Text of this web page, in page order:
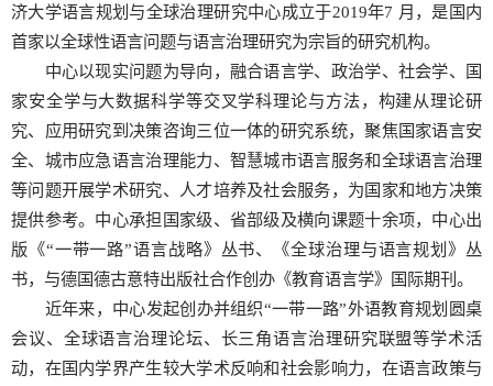
济大学语言规划与全球治理研究中心成立于2019年7 月，是国内
首家以全球性语言问题与语言治理研究为宗旨的研究机构。
中心以现实问题为导向，融合语言学、政治学、社会学、国
家安全学与大数据科学等交叉学科理论与方法，构建从理论研
究、应用研究到决策咨询三位一体的研究系统，聚焦国家语言安
全、城市应急语言治理能力、智慧城市语言服务和全球语言治理
等问题开展学术研究、人才培养及社会服务，为国家和地方决策
提供参考。中心承担国家级、省部级及横向课题十余项，中心出
版《“一带一路”语言战略》丛书、《全球治理与语言规划》丛
书，与德国德古意特出版社合作创办《教育语言学》国际期刊。
近年来，中心发起创办并组织“一带一路”外语教育规划圆桌
会议、全球语言治理论坛、长三角语言治理研究联盟等学术活
动，在国内学界产生较大学术反响和社会影响力，在语言政策与